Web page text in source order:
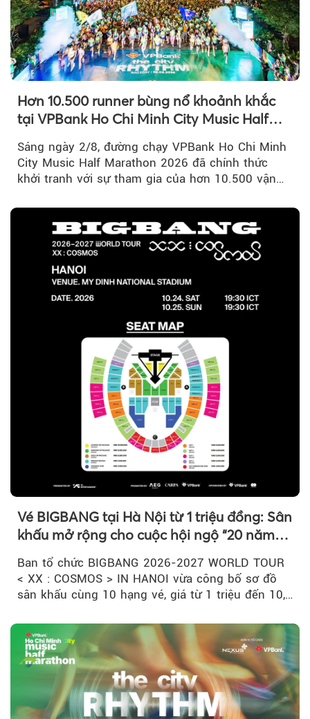
Hơn 10.500 runner bùng nổ khoảnh khắc
tại VPBank Ho Chi Minh City Music Half
Sáng ngày 2/8, đường chạy VPBank Ho Chi Minh
City Music Half Marathon 2026 đã chính thức
khởi tranh với sự tham gia của hơn 10.500 vận
Vé BIGBANG tại Hà Nội từ 1 triệu đồng: Sân
khấu mở rộng cho cuộc hội ngộ “20 năm
có một”
Ban tổ chức BIGBANG 2026-2027 WORLD TOUR
< XX : COSMOS > IN HANOI vừa công bố sơ đồ
sân khấu cùng 10 hạng vé, giá từ 1 triệu đến 10,5